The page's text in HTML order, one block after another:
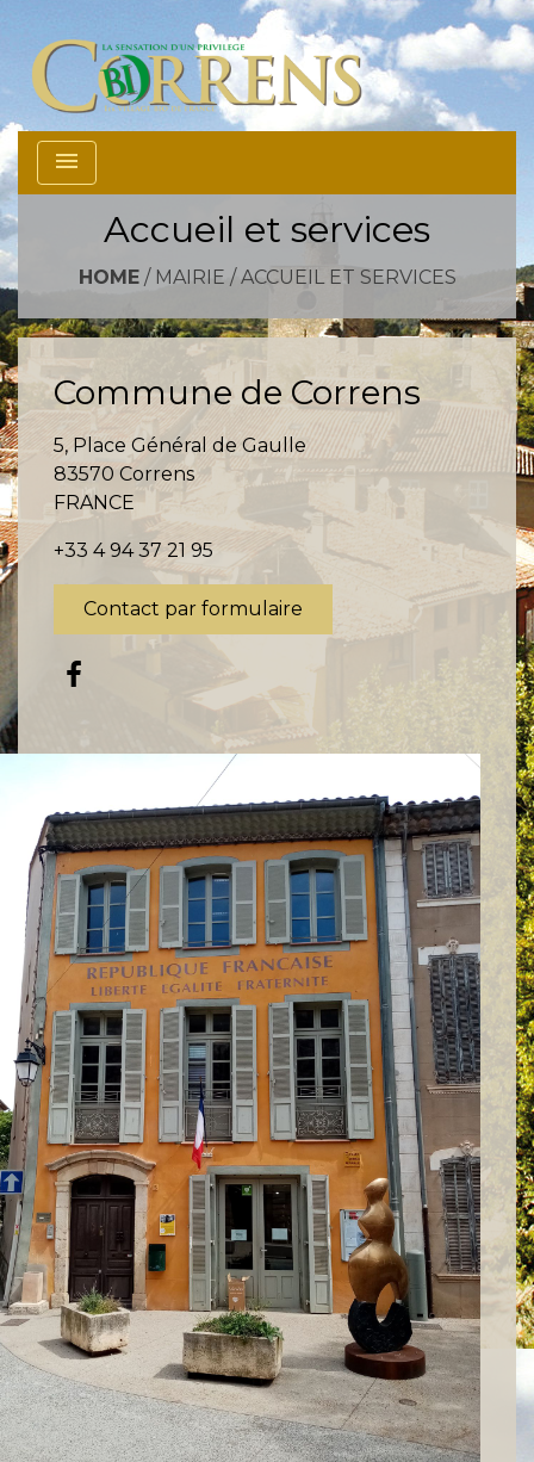
menu
Accueil et services
HOME/ MAIRIE /ACCUEIL ET SERVICES
Commune de Correns
5, Place Général de Gaulle
83570 Correns
FRANCE
+33 4 94 37 21 95
Contact par formulaire